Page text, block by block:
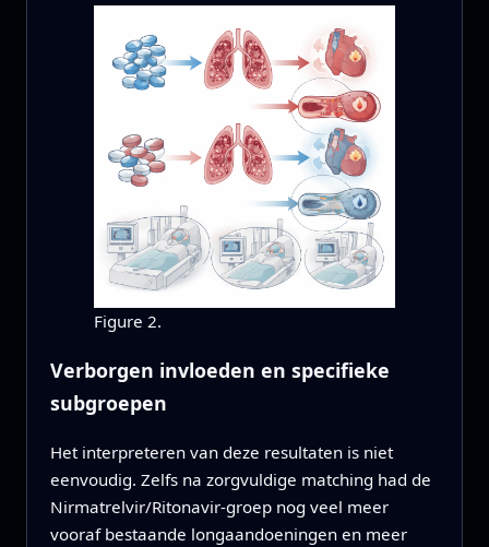
Figure 2.
Verborgen invloeden en specifieke
subgroepen
Het interpreteren van deze resultaten is niet
eenvoudig. Zelfs na zorgvuldige matching had de
Nirmatrelvir/Ritonavir-groep nog veel meer
vooraf bestaande longaandoeningen en meer